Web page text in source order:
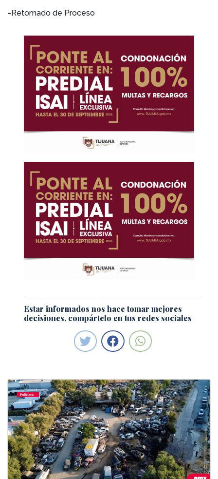
-Retomado de Proceso
Estar informados nos hace tomar mejores
decisiones, compártelo en tus redes sociales